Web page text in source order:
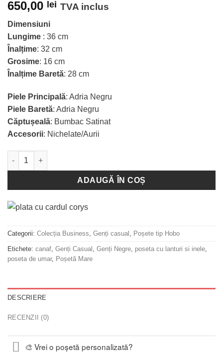
650,00 lei TVA inclus
Dimensiuni
Lungime : 36 cm
Înalțime: 32 cm
Grosime: 16 cm
Înalțime Baretă: 28 cm
Piele Principală: Adria Negru
Piele Baretă: Adria Negru
Căptușeală: Bumbac Satinat
Accesorii: Nichelate/Aurii
Cantitate Poșetă Laurie - Black
ADAUGĂ ÎN COȘ
Categorii: Colecția Business, Genți casual , Poșete tip Hobo
Etichete: canaf, Genți Casual , Genți Negre, poseta cu lanturi si inele,
poseta de umar, Poșetă Mare
DESCRIERE
RECENZII (0)
🎨 Vrei o poșetă personalizată?